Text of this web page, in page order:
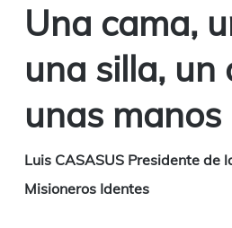
Una cama,
una silla, un
unas manos
Luis CASASUS Presidente de
Misioneros Identes